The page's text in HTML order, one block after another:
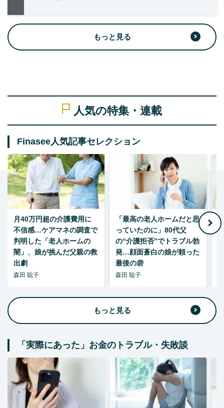
もっと見る
人気の特集・連載
Finasee人気記事セレクション
月40万円超の介護費用に
不信感…ケアマネの調査で
判明した「老人ホームの
闇」、娘が挑んだ父親の救
出劇
森田 聡子
「最高の老人ホームだと思
っていたのに」80代父
の“介護拒否”でトラブル勃
発…顔面蒼白の娘が頼った
最後の砦
森田 聡子
もっと見る
「実際にあった」お金のトラブル・失敗談